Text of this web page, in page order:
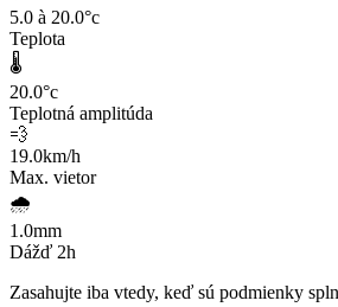
5.0 à 20.0°c
Teplota
🌡️
20.0°c
Teplotná amplitúda
💨
19.0km/h
Max. vietor
🌧️
1.0mm
Dážď 2h
Zasahujte iba vtedy, keď sú podmienky